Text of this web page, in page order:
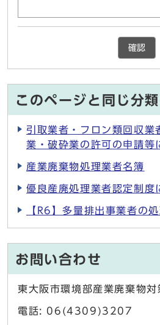
確認
このページと同じ分
引取業者・フロン類回収業
業・破砕業の許可の申請等
産業廃棄物処理業者名簿
優良産廃処理業者認定制度
【R6】多量排出事業者の
お問い合わせ
東大阪市環境部産業廃棄物対
電話: 06(4309)3207